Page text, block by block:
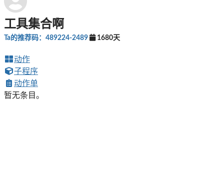
工具集合啊
Ta的推荐码：489224-2489 1680天
动作
子程序
动作单
暂无条目。